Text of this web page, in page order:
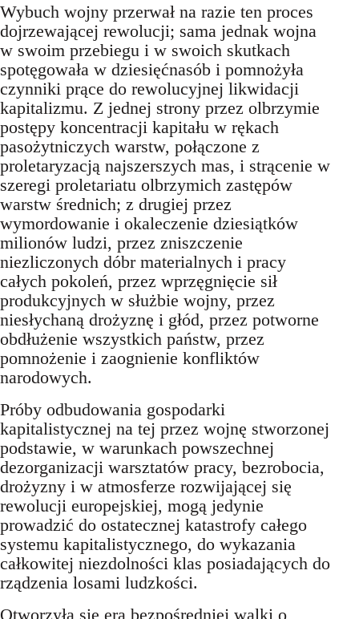
Wybuch wojny przerwał na razie ten proces
dojrzewającej rewolucji; sama jednak wojna
w swoim przebiegu i w swoich skutkach
spotęgowała w dziesięćnasób i pomnożyła
czynniki prące do rewolucyjnej likwidacji
kapitalizmu. Z jednej strony przez olbrzymie
postępy koncentracji kapitału w rękach
pasożytniczych warstw, połączone z
proletaryzacją najszerszych mas, i strącenie w
szeregi proletariatu olbrzymich zastępów
warstw średnich; z drugiej przez
wymordowanie i okaleczenie dziesiątków
milionów ludzi, przez zniszczenie
niezliczonych dóbr materialnych i pracy
całych pokoleń, przez wprzęgnięcie sił
produkcyjnych w służbie wojny, przez
niesłychaną drożyznę i głód, przez potworne
obdłużenie wszystkich państw, przez
pomnożenie i zaognienie konfliktów
narodowych.
Próby odbudowania gospodarki
kapitalistycznej na tej przez wojnę stworzonej
podstawie, w warunkach powszechnej
dezorganizacji warsztatów pracy, bezrobocia,
drożyzny i w atmosferze rozwijającej się
rewolucji europejskiej, mogą jedynie
prowadzić do ostatecznej katastrofy całego
systemu kapitalistycznego, do wykazania
całkowitej niezdolności klas posiadających do
rządzenia losami ludzkości.
Otworzyła się era bezpośredniej walki o